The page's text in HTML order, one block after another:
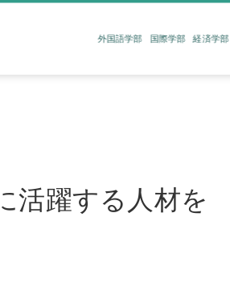
外国語学部 国際学部 経済学部
活躍する人材を